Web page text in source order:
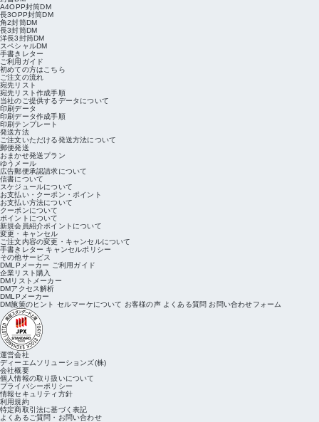
A4OPP封筒DM
長3OPP封筒DM
角2封筒DM
長3封筒DM
洋長3封筒DM
スペシャルDM
手書きレター
ご利用ガイド
初めての方はこちら
ご注文の流れ
宛先リスト
宛先リスト作成手順
当社のご提供するデータについて
印刷データ
印刷データ作成手順
印刷テンプレート
発送方法
ご注文いただける発送方法について
郵便発送
おまかせ発送プラン
ゆうメール
広告郵便承認請求について
信書について
スケジュールについて
お支払い・クーポン・ポイント
お支払い方法について
クーポンについて
ポイントについて
新規会員紹介ポイントについて
変更・キャンセル
ご注文内容の変更・キャンセルについて
手書きレター キャンセルポリシー
その他サービス
DMLPメーカー ご利用ガイド
企業リスト購入
DMリストメーカー
DMアクセス解析
DMLPメーカー
DM施策のヒント セルマーケについて お客様の声 よくある質問 お問い合わせフォーム
運営会社
ディーエムソリューションズ(株)
会社概要
個人情報の取り扱いについて
プライバシーポリシー
情報セキュリティ方針
利用規約
特定商取引法に基づく表記
よくあるご質問・お問い合わせ